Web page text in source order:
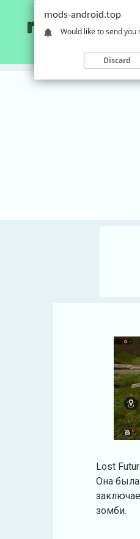
й
Lost
Она была
зомби.
mods-android.top
Would like to send you
Discard